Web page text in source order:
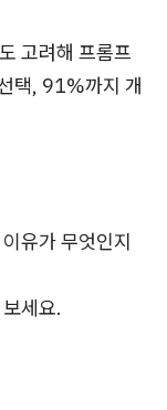
고려해 프롬프
택, 91%까지 개
유가 무엇인지
세요.